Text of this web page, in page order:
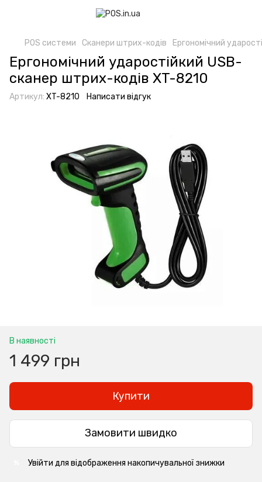
POS системи Сканери штрих-кодів Ергономічний
Ергономічний ударостійкий USB-
сканер штрих-кодів XT-8210
Артикул: XT-8210 Написати відгук
В наявності
1 499 грн
Купити
Замовити швидко
Увійти для відображення накопичувальної знижки